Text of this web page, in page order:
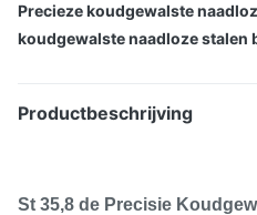
Precieze koudgewalste
koudgewalste naadloze stalen
Productbeschrijving
St 35,8 de Precisie